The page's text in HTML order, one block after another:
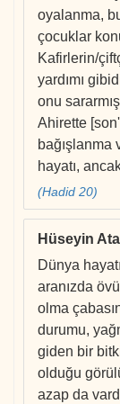
oyalanma,
çocuklar
Kafirlerin/
yardımı
onu
Ahirette
bağışlanma
hayatı,
(Hadid 20)
Hüseyin
Dünya
aranızda
olma
durumu,
giden bir
olduğu
azap da